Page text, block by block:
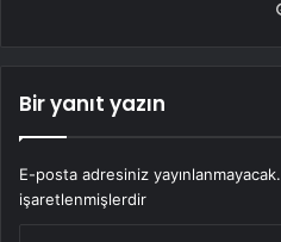
Bir yanıt yazın
E-posta adresiniz yayınlanmayacak.
işaretlenmişlerdir